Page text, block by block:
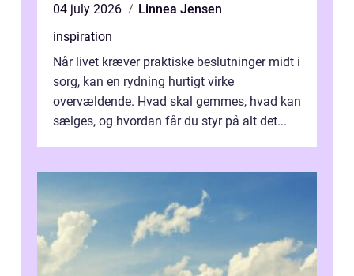
04 july 2026
Linnea Jensen
inspiration
Når livet kræver praktiske beslutninger midt i
sorg, kan en rydning hurtigt virke
overvældende. Hvad skal gemmes, hvad kan
sælges, og hvordan får du styr på alt det...